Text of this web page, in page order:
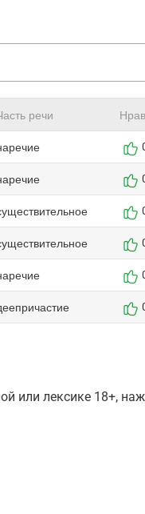
речи
или лексике 18+,